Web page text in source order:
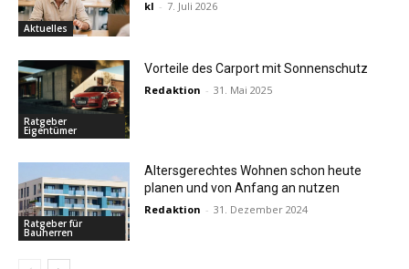
Aktuelles
kl - 7. Juli 2026
Ratgeber
Eigentümer
Vorteile des Carport mit Sonnenschutz
Redaktion - 31. Mai 2025
Ratgeber für
Bauherren
Altersgerechtes Wohnen schon heute
planen und von Anfang an nutzen
Redaktion - 31. Dezember 2024